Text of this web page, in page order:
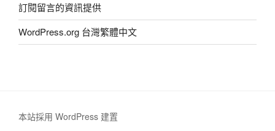
訂閱留言的資訊提供
WordPress.org 台灣繁體中文
本站採用 WordPress 建置